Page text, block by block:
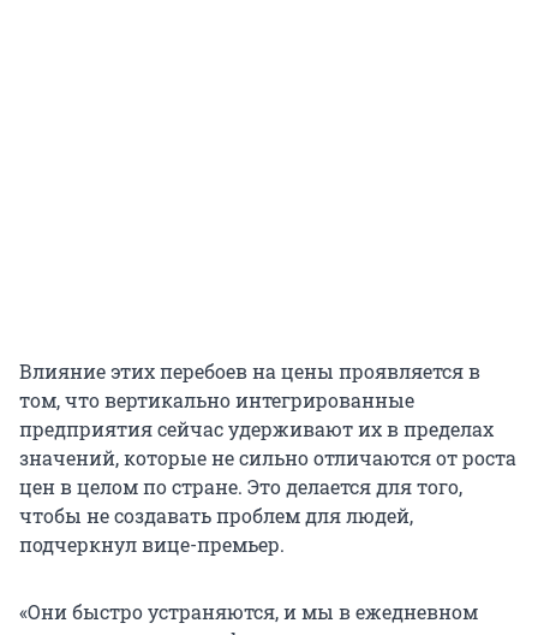
Влияние этих перебоев на цены проявляется в
том, что вертикально интегрированные
предприятия сейчас удерживают их в пределах
значений, которые не сильно отличаются от роста
цен в целом по стране. Это делается для того,
чтобы не создавать проблем для людей,
подчеркнул вице-премьер.
«Они быстро устраняются, и мы в ежедневном